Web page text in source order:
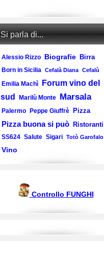
Si parla di...
Alessio Rizzo Biografie Birra
Born in Sicilia Cefalà Diana Cefalù
Emilia Machì
Forum vino del
sud
Marilù Monte Marsala
Palermo Peppe Giuffrè Pizza
Pizza buona si può Ristoranti
SS624 Salute Sigari Totò Garofalo
Vino
Controllo FUNGHI